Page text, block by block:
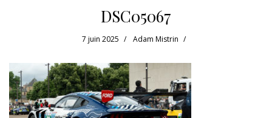
DSC05067
7 juin 2025 Adam Mistrin